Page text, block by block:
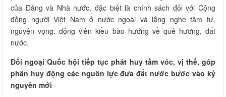
của Đảng và Nhà nước, đặc biệt là chính sách đối với Cộng
đồng người Việt Nam ở nước ngoài và lắng nghe tâm tư,
nguyện vọng, động viên kiều bào hướng về quê hương, đất
nước.
Đối ngoại Quốc hội tiếp tục phát huy tầm vóc, vị thế, góp
phần huy động các nguồn lực đưa đất nước bước vào kỷ
nguyên mới